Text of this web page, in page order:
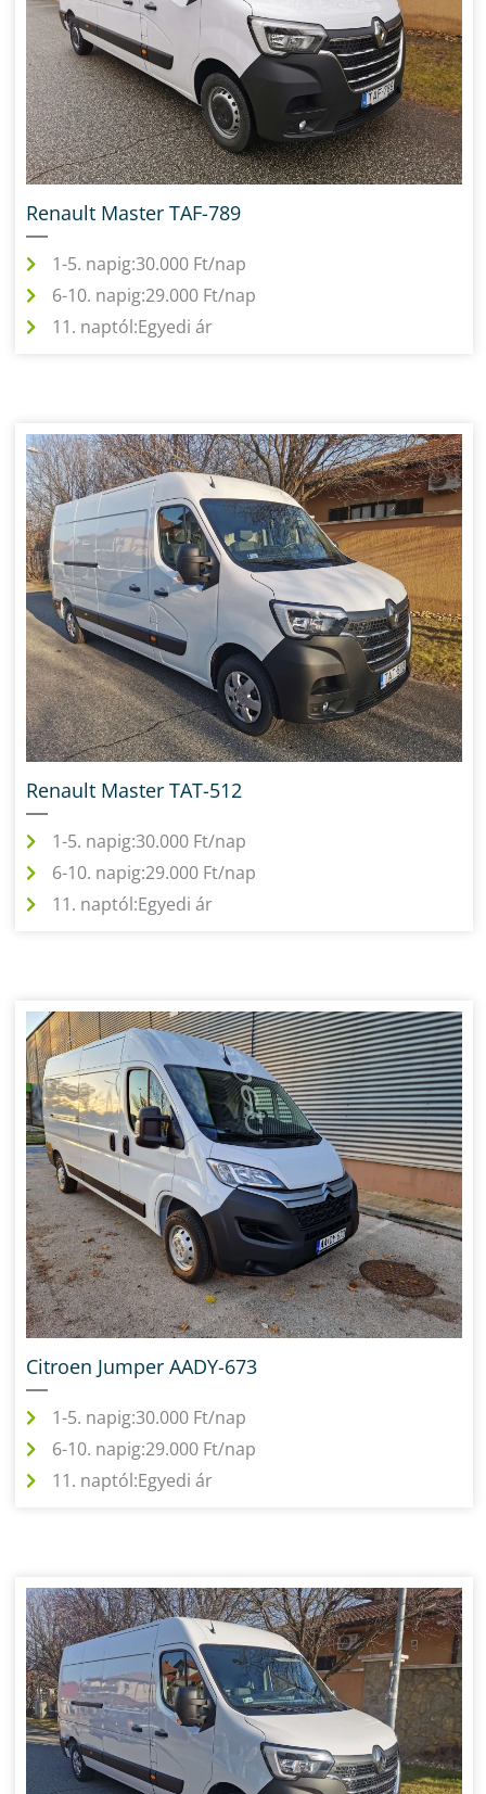
Renault Master TAF-789
1-5. napig:30.000 Ft/nap
6-10. napig:29.000 Ft/nap
11. naptól:Egyedi ár
Renault Master TAT-512
1-5. napig:30.000 Ft/nap
6-10. napig:29.000 Ft/nap
11. naptól:Egyedi ár
Citroen Jumper AADY-673
1-5. napig:30.000 Ft/nap
6-10. napig:29.000 Ft/nap
11. naptól:Egyedi ár